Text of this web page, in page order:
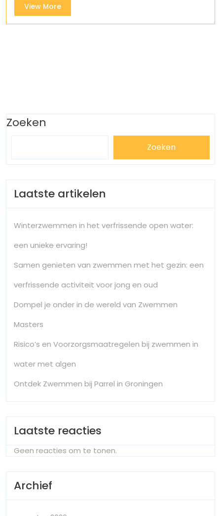
View MoreView
More
Zoeken
Zoeken
Laatste artikelen
Winterzwemmen in het verfrissende open water:
een unieke ervaring!
Samen genieten van zwemmen met het gezin: een
verfrissende activiteit voor jong en oud
Dompel je onder in de wereld van Zwemmen
Masters
Risico’s en Voorzorgsmaatregelen bij zwemmen in
water met algen
Ontdek Zwemmen bij Parrel in Groningen
Laatste reacties
Geen reacties om te tonen.
Archief